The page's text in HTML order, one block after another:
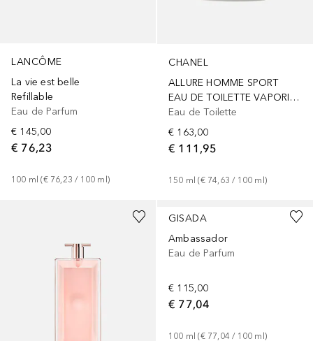
LANCÔME
La vie est belle
Refillable
Eau de Parfum
€ 145,00
€ 76,23
100 ml (€ 76,23 / 100 ml )
CHANEL
ALLURE HOMME SPORT
EAU DE TOILETTE VAPORISATEUR
Eau de Toilette
€ 163,00
€ 111,95
150 ml (€ 74,63 / 100 ml)
GISADA
Ambassador
Eau de Parfum
€ 115,00
€ 77,04
100 ml (€ 77,04 / 100 ml)